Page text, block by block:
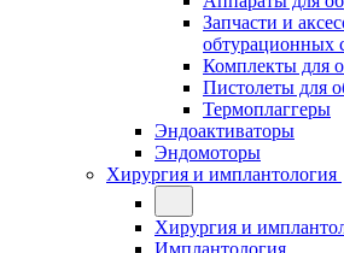
Запчасти и
обтурационных
Комплекты для
Пистолеты для
Термоплаггеры
Эндоактиваторы
Эндомоторы
Хирургия и имплантология
Хирургия и
Имплантология